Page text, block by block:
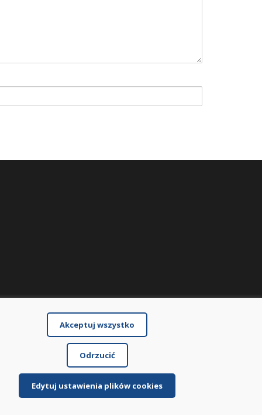
Akceptuj wszystko
Odrzucić
Edytuj ustawienia plików cookies